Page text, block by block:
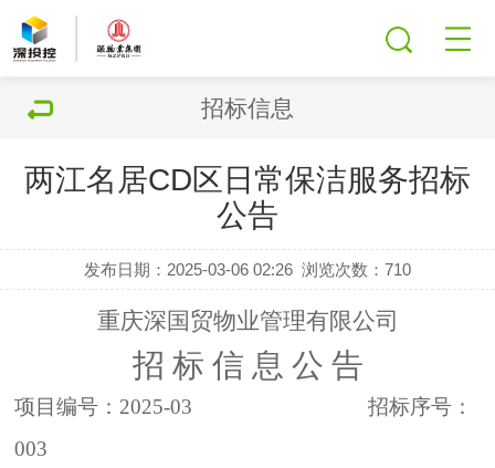
招标信息
两江名居CD区日常保洁服务招标
公告
发布日期：2025-03-06 02:26 浏览次数：710
重庆深国贸物业管理有限公司
招 标 信 息 公 告
项目编号： 2025-03
招标序号：
003